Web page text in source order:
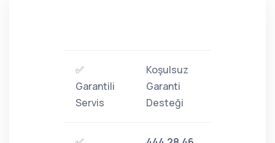
✅
Garantili
Servis
Koşulsuz
Garanti
Desteği